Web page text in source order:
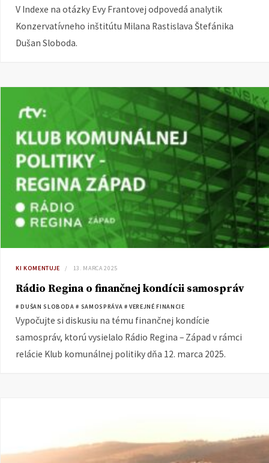
V Indexe na otázky Evy Frantovej odpovedá analytik
Konzervatívneho inštitútu Milana Rastislava Štefánika
Dušan Sloboda.
KI KOMENTUJE 13. MARCA 2025
Rádio Regina o finančnej kondícii samospráv
# DUŠAN SLOBODA # SAMOSPRÁVA # VEREJNÉ FINANCIE
Vypočujte si diskusiu na tému finančnej kondície
samospráv, ktorú vysielalo Rádio Regina – Západ v rámci
relácie Klub komunálnej politiky dňa 12. marca 2025.